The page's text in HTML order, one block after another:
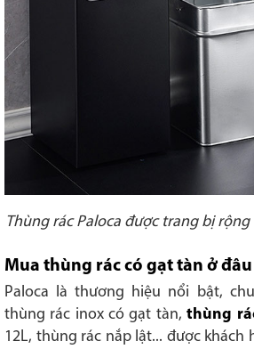
Thùng rác Paloca được trang bị
Mua thùng rác có gạt tàn ở
Paloca là thương hiệu nổi bật,
thùng rác inox có gạt tàn,thùng
12L, thùng rác nắp lật... được